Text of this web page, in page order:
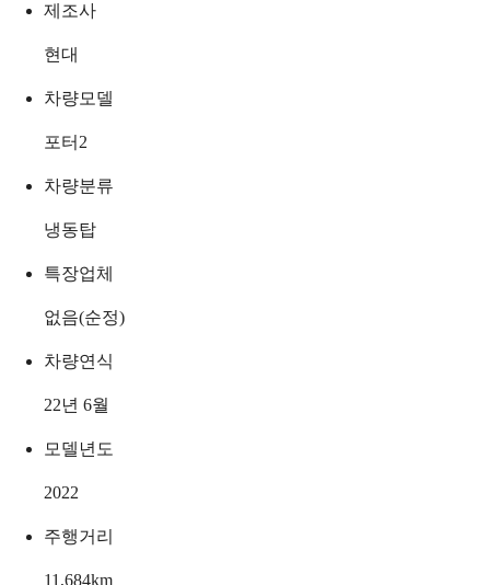
제조사
현대
차량모델
포터2
차량분류
냉동탑
특장업체
없음(순정)
차량연식
22년 6월
모델년도
2022
주행거리
11,684km